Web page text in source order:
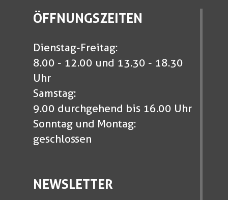
ÖFFNUNGSZEITEN
Dienstag-Freitag:
8.00 - 12.00 und 13.30 - 18.30
Uhr
Samstag:
9.00 durchgehend bis 16.00 Uhr
Sonntag und Montag:
geschlossen
NEWSLETTER